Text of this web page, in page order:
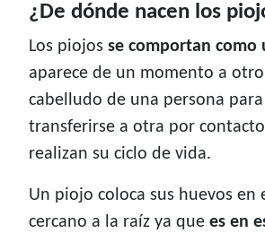
¿De dónde nacen los
Los piojos se comportan como
aparece de un momento a
cabelludo de una persona
transferirse a otra por
realizan su ciclo de vida.
Un piojo coloca sus huevos en
cercano a la raíz ya que es en